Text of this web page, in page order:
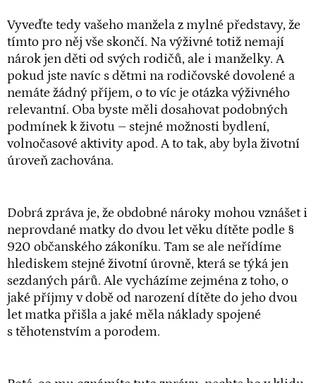
Vyveďte tedy vašeho manžela z mylné představy, že
tímto pro něj vše skončí. Na výživné totiž nemají
nárok jen děti od svých rodičů, ale i manželky. A
pokud jste navíc s dětmi na rodičovské dovolené a
nemáte žádný příjem, o to víc je otázka výživného
relevantní. Oba byste měli dosahovat podobných
podmínek k životu – stejné možnosti bydlení,
volnočasové aktivity apod. A to tak, aby byla životní
úroveň zachována.
Dobrá zpráva je, že obdobné nároky mohou vznášet i
neprovdané matky do dvou let věku dítěte podle §
920 občanského zákoníku. Tam se ale neřídíme
hlediskem stejné životní úrovně, která se týká jen
sezdaných párů. Ale vycházíme zejména z toho, o
jaké příjmy v době od narození dítěte do jeho dvou
let matka přišla a jaké měla náklady spojené
s těhotenstvím a porodem.